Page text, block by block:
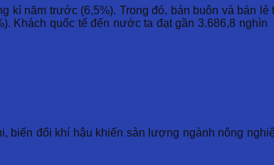
năm trước (6,5%). Trong đó, bán buôn và bán lẻ
Khách quốc tế đến nước ta đạt gần 3.686,8
đổi khí hậu khiến sản lượng ngành nông